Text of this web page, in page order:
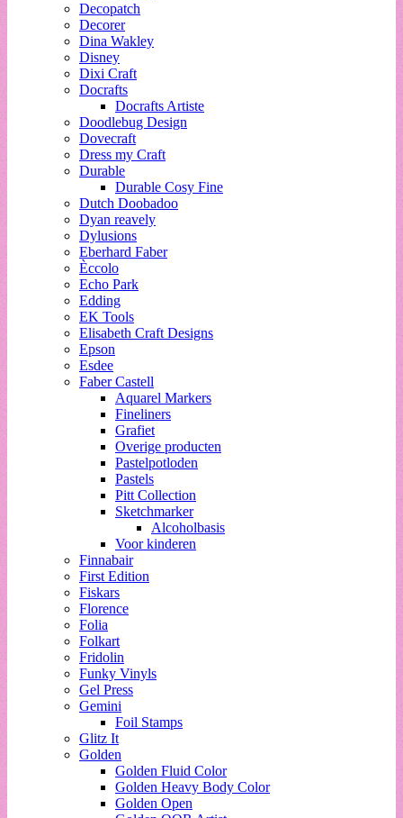
Decopatch
Decorer
Dina Wakley
Disney
Dixi Craft
Docrafts
Docrafts Artiste
Doodlebug Design
Dovecraft
Dress my Craft
Durable
Durable Cosy Fine
Dutch Doobadoo
Dyan reavely
Dylusions
Eberhard Faber
Èccolo
Echo Park
Edding
EK Tools
Elisabeth Craft Designs
Epson
Esdee
Faber Castell
Aquarel Markers
Fineliners
Grafiet
Overige producten
Pastelpotloden
Pastels
Pitt Collection
Sketchmarker
Alcoholbasis
Voor kinderen
Finnabair
First Edition
Fiskars
Florence
Folia
Folkart
Fridolin
Funky Vinyls
Gel Press
Gemini
Foil Stamps
Glitz It
Golden
Golden Fluid Color
Golden Heavy Body Color
Golden Open